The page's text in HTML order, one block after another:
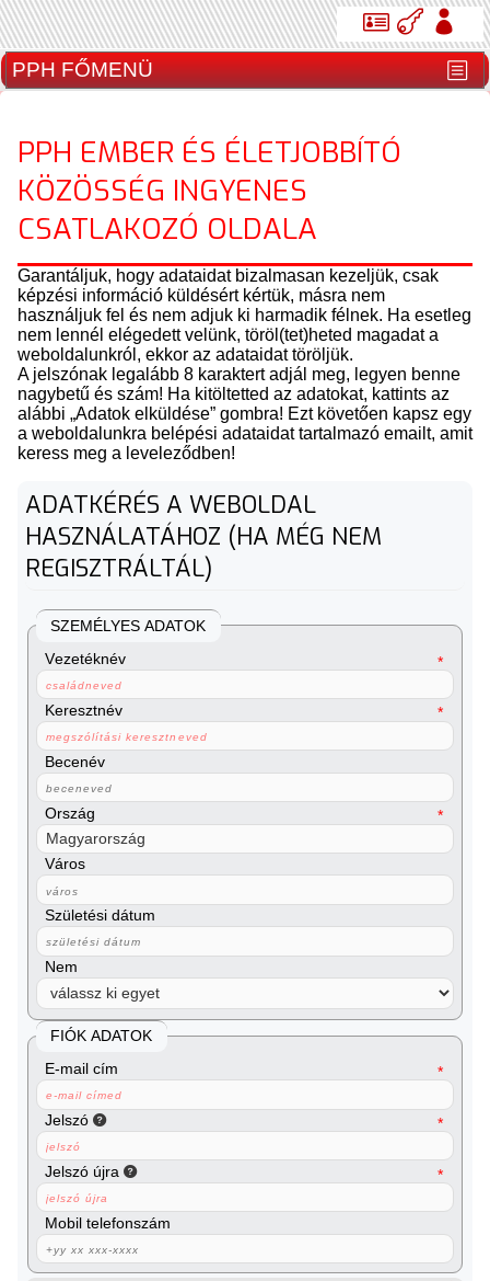
PPH EMBER ÉS ÉLETJOBBÍTÓ
KÖZÖSSÉG INGYENES
CSATLAKOZÓ OLDALA
Garantáljuk, hogy adataidat bizalmasan kezeljük, csak
képzési információ küldésért kértük, másra nem
használjuk fel és nem adjuk ki harmadik félnek. Ha esetleg
nem lennél elégedett velünk, töröl(tet)heted magadat a
weboldalunkról, ekkor az adataidat töröljük.
A jelszónak legalább 8 karaktert adjál meg, legyen benne
nagybetű és szám! Ha kitöltetted az adatokat, kattints az
alábbi „Adatok elküldése” gombra! Ezt követően kapsz egy
a weboldalunkra belépési adataidat tartalmazó emailt, amit
keress meg a leveleződben!
ADATKÉRÉS A WEBOLDAL
HASZNÁLATÁHOZ (HA MÉG NEM
REGISZTRÁLTÁL)
SZEMÉLYES ADATOK
Vezetéknév
Keresztnév
Becenév
Ország
Város
Születési dátum
Nem
FIÓK ADATOK
E-mail cím
Jelszó
Jelszó újra
Mobil telefonszám